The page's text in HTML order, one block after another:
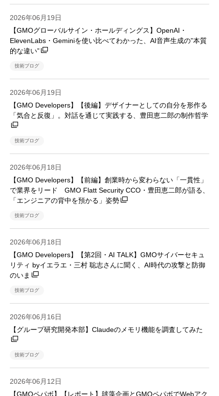
2026年06月19日
【GMOグローバルサイン・ホールディングス】OpenAI・
ElevenLabs・Geminiを使い比べてわかった、AI音声生成の”本質
的な違い”
技術ブログ
2026年06月19日
【GMO Developers】【後編】デザイナーとしての自分を形作る
「気合と反復」。対話を通じて実践する、豊田恵二郎の制作哲学
技術ブログ
2026年06月18日
【GMO Developers】【前編】創業時から変わらない「一貫性」
で業界をリード GMO Flatt Security CCO・豊田恵二郎が語る、
「エンジニアの背中を預かる」姿勢
技術ブログ
2026年06月18日
【GMO Developers】【第2回・AI TALK】GMOサイバーセキュ
リティ byイエラエ・三村 聡志さんに聞く、AI時代の攻撃と防御
のいま
技術ブログ
2026年06月16日
【グループ研究開発本部】Claudeのメモリ機能を調査してみた
技術ブログ
2026年06月12日
【GMOペパボ】【レポート】毬藻企画とGMOペパボでWebアク